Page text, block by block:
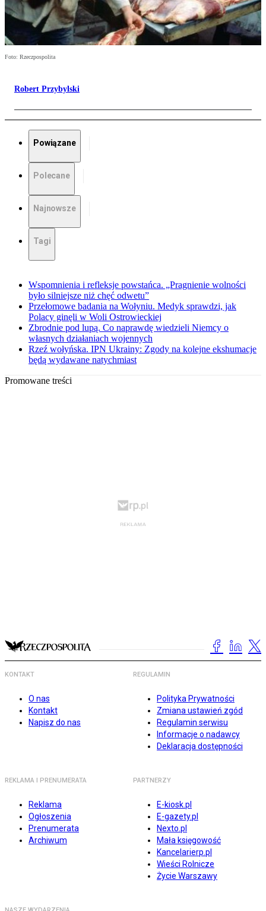
Foto: Rzeczpospolita
Robert Przybylski
Powiązane
Polecane
Najnowsze
Tagi
Wspomnienia i refleksje powstańca. „Pragnienie wolności
było silniejsze niż chęć odwetu”
Przełomowe badania na Wołyniu. Medyk sprawdzi, jak
Polacy ginęli w Woli Ostrowieckiej
Zbrodnie pod lupą. Co naprawdę wiedzieli Niemcy o
własnych działaniach wojennych
Rzeź wołyńska. IPN Ukrainy: Zgody na kolejne ekshumacje
będą wydawane natychmiast
Promowane treści
KONTAKT
O nas
Kontakt
Napisz do nas
REGULAMIN
Polityka Prywatności
Zmiana ustawień zgód
Regulamin serwisu
Informacje o nadawcy
Deklaracja dostępności
REKLAMA I PRENUMERATA
Reklama
Ogłoszenia
Prenumerata
Archiwum
PARTNERZY
E-kiosk.pl
E-gazety.pl
Nexto.pl
Mała księgowość
Kancelarierp.pl
Wieści Rolnicze
Życie Warszawy